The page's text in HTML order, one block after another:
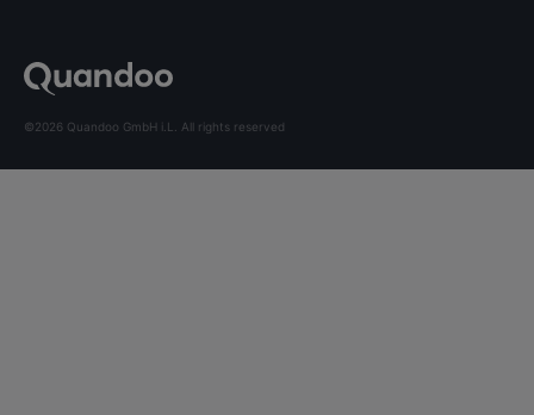
©2026 Quandoo GmbH i.L. All rights reserved